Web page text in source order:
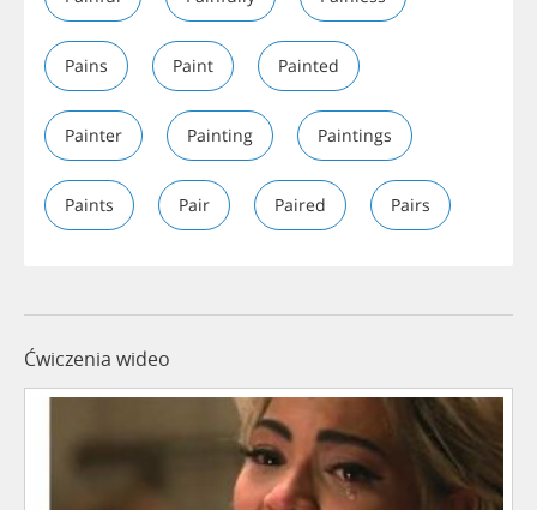
Pains Paint Painted
Painter Painting Paintings
Paints Pair Paired Pairs
Ćwiczenia wideo